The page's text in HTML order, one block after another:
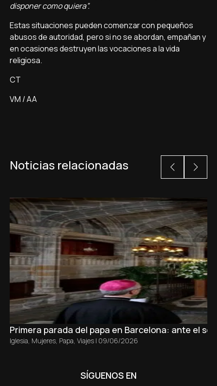
disponer como quiera”.
Estas situaciones pueden comenzar con pequeños
abusos de autoridad, pero si no se abordan, empañan y
en ocasiones destruyen las vocaciones a la vida
religiosa.
CT
VM / AA
Noticias relacionadas
Primera parada del papa en Barcelona: ante el
Iglesia, Mujeres, Papa, Viajes | 09/06/2026
SÍGUENOS EN